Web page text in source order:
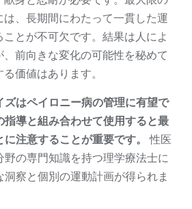
、長期間にわたって一貫した運
とが不可欠です。結果は人によ
、前向きな変化の可能性を秘めて
価値はあります。
ズはペイロニー病の管理に有望で
指導と組み合わせて使用​​すると最
注意することが重要です。 性医
の専門知識を持つ理学療法士に
察と個別の運動計画が得られま